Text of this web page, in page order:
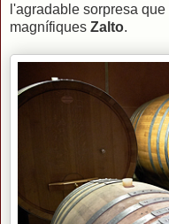
l'agradable sorpresa
magnífiques Zalto.